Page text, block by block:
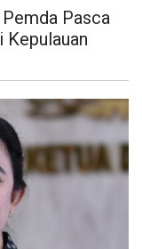
Pasca
Kepulauan